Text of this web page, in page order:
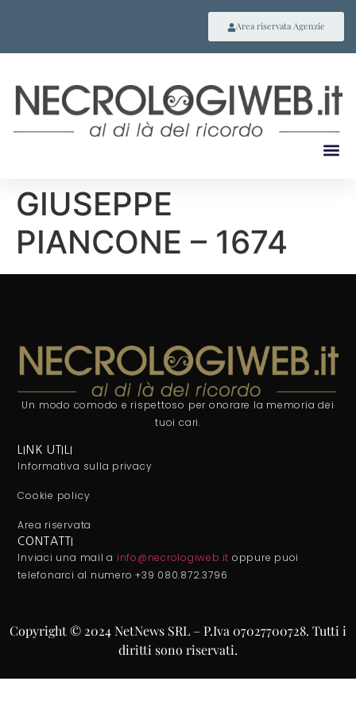
Area riservata Agenzie
GIUSEPPE
PIANCONE – 1674
Un modo comodo e rispettoso per onorare la memoria dei
tuoi cari.
LINK UTILI
Informativa sulla privacy
Cookie policy
Area riservata
CONTATTI
Inviaci una mail a info@necrologiweb.it oppure puoi
telefonarci al numero +39 080.872.3796
Copyright © 2024 NetNews SRL – P.Iva 07027700728. Tutti i
diritti sono riservati.